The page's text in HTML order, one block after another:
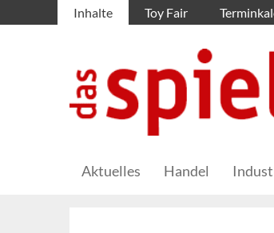
Inhalte Toy Fair
Aktuelles Handel